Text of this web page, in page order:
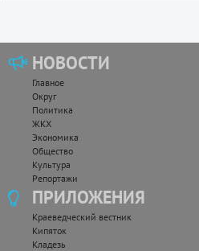
НОВОСТИ
Главное
Округ
Политика
ЖКХ
Экономика
Общество
Культура
Репортажи
ПРИЛОЖЕНИЯ
Краеведческий вестник
Кипяток
Кладезь